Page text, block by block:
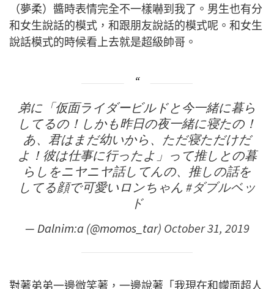
（夢柔）醬時表情完全不一樣嚇到我了。男生也有分
和女生說話的模式，和跟朋友說話的模式呢。和女生
說話模式的時候看上去就是超級帥哥。
弟に「仮面ライダービルドと今一緒に暮ら
してるの！しかも昨日の夜一緒に寝たの！
あ、君はまだ幼いから、ただ寝ただけだ
よ！彼は仕事に行ったよ」って推しとの暮
らしをニヤニヤ話してんの、推しの話を
してる顔で可愛いロンちゃん #ダブルベッ
ド
— Dalnim:a (@momos_tar) October 31, 2019
對著弟弟一邊微笑著，一邊說著「我現在和幪面超人